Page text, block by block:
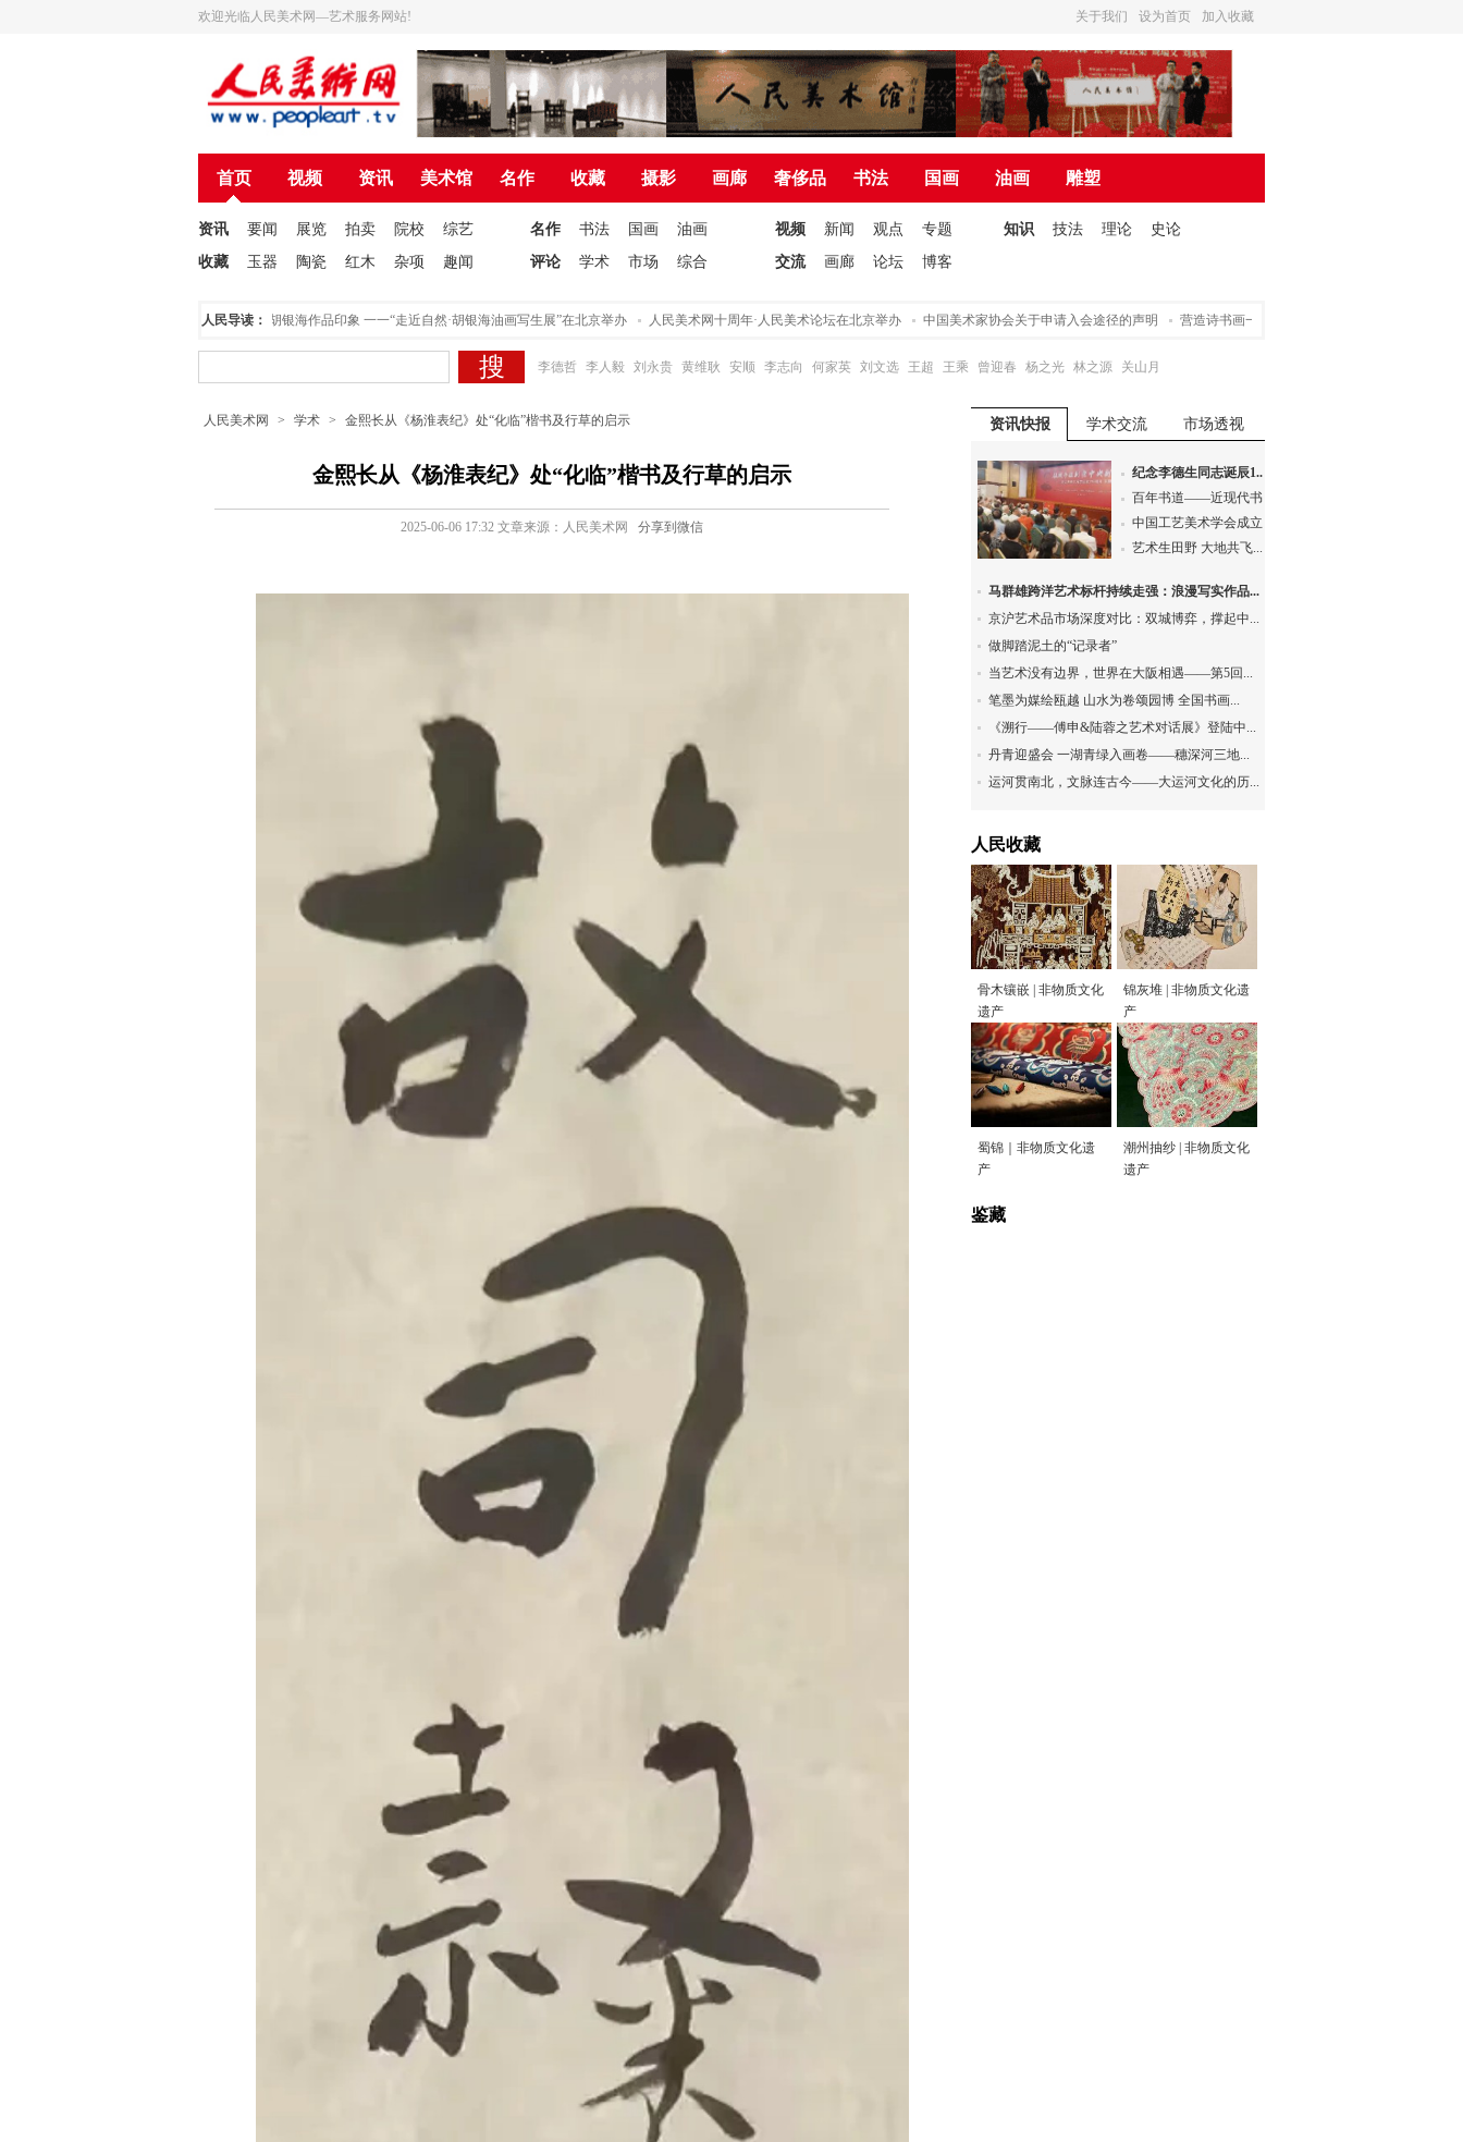
欢迎光临人民美术网—艺术服务网站! 加入收藏
设为首页
关于我们
首页 视频 资讯 美术馆 名作 收藏 摄影 画廊 奢侈品 书法 国画 油画 雕塑
资讯 要闻 展览 拍卖 院校
综艺
收藏
玉器 陶瓷 红木 杂项 趣闻
名作 书法 国画
油画
评论
学术 市场 综合
视频 新闻 观点
专题
交流
画廊 论坛 博客
知识 技法 理论 史论
人民导读：
溢彩天籁·胡银海作品印象 一一“走近自然·胡银海油画写生展”在北京举办 人民美术网十周年·人民美术论坛在北京举办 中国美术家协会关于申请入会途径的声明 营造诗书画一体的文化氛围 ——“东书房·人民美术馆上线
李德哲 李人毅 刘永贵 黄维耿 安顺 李志向 何家英 刘文选 王超 王乘 曾迎春 杨之光 林之源 关山月
人民美术网 > 学术 > 金熙长从《杨淮表纪》处“化临”楷书及行草的启示
金熙长从《杨淮表纪》处“化临”楷书及行草的启示
2025-06-06 17:32 文章来源：人民美术网 分享到微信
资讯快报 学术交流 市场透视
纪念李德生同志诞辰1...
百年书道——近现代书...
中国工艺美术学会成立...
艺术生田野 大地共飞...
马群雄跨洋艺术标杆持续走强：浪漫写实作品...
京沪艺术品市场深度对比：双城博弈，撑起中...
做脚踏泥土的“记录者”
当艺术没有边界，世界在大阪相遇——第5回...
笔墨为媒绘瓯越 山水为卷颂园博 全国书画...
《溯行——傅申&陆蓉之艺术对话展》登陆中...
丹青迎盛会 一湖青绿入画卷——穗深河三地...
运河贯南北，文脉连古今——大运河文化的历...
人民收藏
骨木镶嵌 | 非物质文化
遗产
锦灰堆 | 非物质文化遗
产
蜀锦｜非物质文化遗
产
潮州抽纱 | 非物质文化
遗产
鉴藏